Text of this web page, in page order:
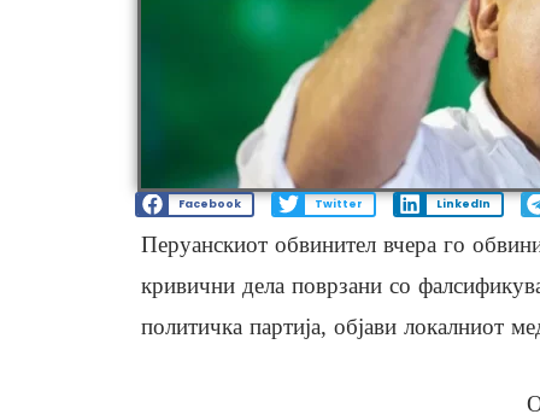
Facebook Twitter LinkedIn
Перуанскиот обвинител вчера го
кривични дела поврзани со
политичка партија, објави локалниот